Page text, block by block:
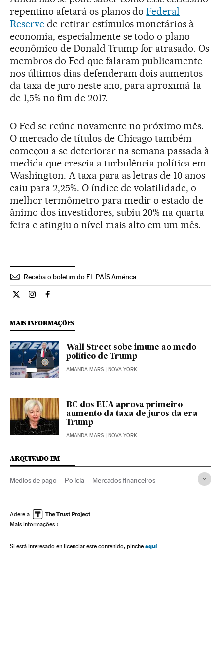
repentino afetará os planos doFederal
Reservede retirar estímulos monetários à
economia, especialmente se todo o plano
econômico de Donald Trump for atrasado. Os
membros do Fed que falaram publicamente
nos últimos dias defenderam dois aumentos
da taxa de juro neste ano, para aproximá-la
de 1,5% no fim de 2017.
O Fed se reúne novamente no próximo mês.
O mercado de títulos de Chicago também
começou a se deteriorar na semana passada à
medida que crescia a turbulência política em
Washington. A taxa para as letras de 10 anos
caiu para 2,25%. O índice de volatilidade, o
melhor termômetro para medir o estado de
ânimo dos investidores, subiu 20% na quarta-
feira e atingiu o nível mais alto em um mês.
Receba o boletim do EL PAÍS América.
Economia El País Brasil en Twitter
Economia El País Brasil en Instagram
Economia El País Brasil en Facebook
MAIS INFORMAÇÕES
Wall Street sobe imune ao medo
político de Trump
AMANDA MARS | NOVA YORK
BC dos EUA aprova primeiro
aumento da taxa de juros da era
Trump
AMANDA MARS | NOVA YORK
ARQUIVADO EM
Medios de pago Polícia Mercados financeiros
Donald Trump Wall Street
Estados Unidos
América do Norte James Comey
Adere a
Mais informações
Si está interesado en licenciar este contenido, pinche aquí